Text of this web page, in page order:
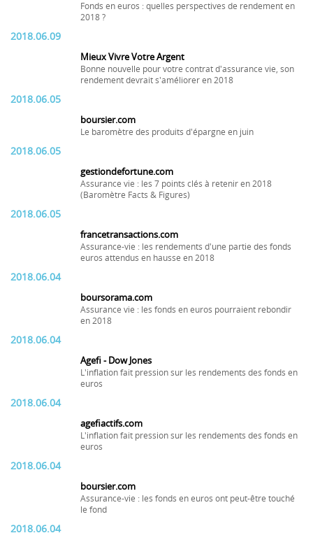
Fonds en euros : quelles perspectives de rendement en
2018 ?
2018.06.09
Mieux Vivre Votre Argent
Bonne nouvelle pour votre contrat d'assurance vie, son
rendement devrait s'améliorer en 2018
2018.06.05
boursier.com
Le baromètre des produits d'épargne en juin
2018.06.05
gestiondefortune.com
Assurance vie : les 7 points clés à retenir en 2018
(Baromètre Facts & Figures)
2018.06.05
francetransactions.com
Assurance-vie : les rendements d'une partie des fonds
euros attendus en hausse en 2018
2018.06.04
boursorama.com
Assurance vie : les fonds en euros pourraient rebondir
en 2018
2018.06.04
Agefi - Dow Jones
L'inflation fait pression sur les rendements des fonds en
euros
2018.06.04
agefiactifs.com
L'inflation fait pression sur les rendements des fonds en
euros
2018.06.04
boursier.com
Assurance-vie : les fonds en euros ont peut-être touché
le fond
2018.06.04